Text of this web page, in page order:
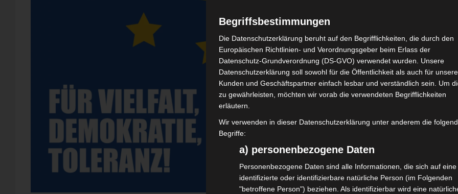
Begriffsbestimmungen
Die Datenschutzerklärung beruht auf den Begrifflichkeiten, die durch den
Europäischen Richtlinien- und Verordnungsgeber beim Erlass der
Datenschutz-Grundverordnung (DS-GVO) verwendet wurden. Unsere
Datenschutzerklärung soll sowohl für die Öffentlichkeit als auch für unsere
Kunden und Geschäftspartner einfach lesbar und verständlich sein. Um
zu gewährleisten, möchten wir vorab die verwendeten Begrifflichkeiten
erläutern.
Wir verwenden in dieser Datenschutzerklärung unter anderem die
Begriffe:
a) personenbezogene Daten
Personenbezogene Daten sind alle Informationen, die sich auf eine
identifizierte oder identifizierbare natürliche Person (im Folgenden
"betroffene Person") beziehen. Als identifizierbar wird eine